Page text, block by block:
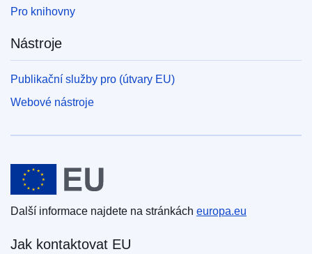
Pro knihovny
Nástroje
Publikační služby pro (útvary EU)
Webové nástroje
Evropská unie
Další informace najdete na stránkách europa.eu
Jak kontaktovat EU